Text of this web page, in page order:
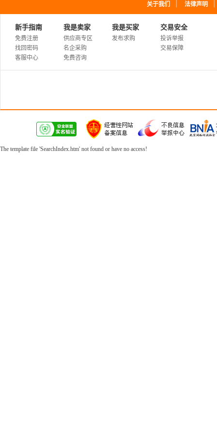
关于我们 法律声明
新手指南
免费注册
找回密码
客服中心
我是卖家
供应商专区
名企采购
免费咨询
我是买家
发布求购
交易安全
投诉举报
交易保障
The template file 'SearchIndex.htm' not found or have no access!